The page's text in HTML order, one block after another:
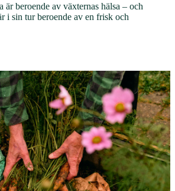
är beroende av växternas hälsa – och
i sin tur beroende av en frisk och